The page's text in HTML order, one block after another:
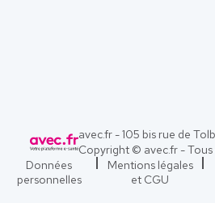
avec.fr - 105 bis rue de
Copyright © avec.fr - Tous
Données
personnelles
Mentions légales
et CGU